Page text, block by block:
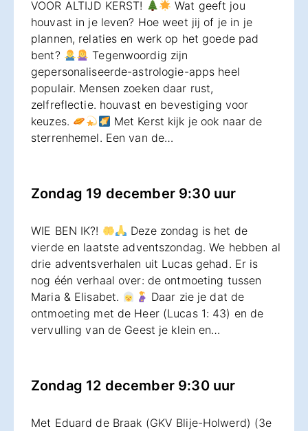
VOOR ALTIJD KERST!
Wat geeft jou
houvast in je leven? Hoe weet jij of je in je
plannen, relaties en werk op het goede pad
bent?
Tegenwoordig zijn
gepersonaliseerde-astrologie-apps heel
populair. Mensen zoeken daar rust,
zelfreflectie. houvast en bevestiging voor
keuzes.
Met Kerst kijk je ook naar de
sterrenhemel. Een van de…
Zondag 19 december 9:30 uur
WIE BEN IK?!
Deze zondag is het de
vierde en laatste adventszondag. We hebben al
drie adventsverhalen uit Lucas gehad. Er is
nog één verhaal over: de ontmoeting tussen
Maria & Elisabet.
Daar zie je dat de
ontmoeting met de Heer (Lucas 1: 43) en de
vervulling van de Geest je klein en…
Zondag 12 december 9:30 uur
Met Eduard de Braak (GKV Blije-Holwerd) (3e